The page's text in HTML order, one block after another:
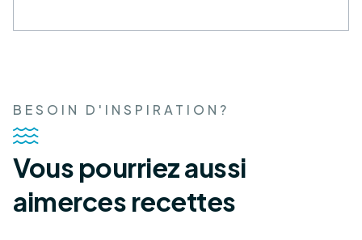
BESOIN D'INSPIRATION?
Vous pourriez aussi
aimerces recettes